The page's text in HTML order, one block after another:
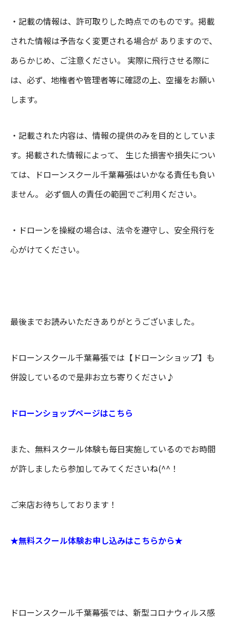
・記載の情報は、許可取りした時点でのものです。掲載
された情報は予告なく変更される場合が ありますので、
あらかじめ、ご注意ください。 実際に飛行させる際に
は、必ず、地権者や管理者等に確認の上、空撮をお願い
します。
・記載された内容は、情報の提供のみを目的としていま
す。掲載された情報によって、 生じた損害や損失につい
ては、ドローンスクール千葉幕張はいかなる責任も負い
ません。 必ず個人の責任の範囲でご利用ください。
・ドローンを操縦の場合は、法令を遵守し、安全飛行を
心がけてください。
最後までお読みいただきありがとうございました。
ドローンスクール千葉幕張では【ドローンショップ】も
併設しているので是非お立ち寄りください♪
ドローンショップページはこちら
また、無料スクール体験も毎日実施しているのでお時間
が許しましたら参加してみてくださいね(^^！
ご来店お待ちしております！
★無料スクール体験お申し込みはこちらから★
ドローンスクール千葉幕張では、新型コロナウィルス感